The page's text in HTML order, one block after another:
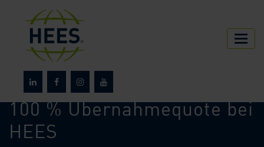
Über HEES News
100 % Übernahmequote bei
HEES